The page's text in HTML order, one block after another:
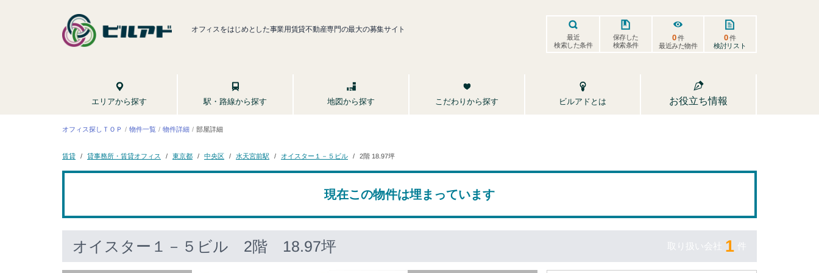
オフィスをはじめとした事業用賃貸不動産専門の最大の募集サイト
最近
検索した条件
保存した
検索条件
0件
最近みた物件
0件
検討リスト
エリアから探す 駅・路線から探す 地図から探す こだわりから探す ビルアドとは お役立ち情報
オフィス探しＴＯＰ 物件一覧 物件詳細 部屋詳細
賃貸 貸事務所・賃貸オフィス 東京都 中央区 水天宮前駅 オイスター１－５ビル 2階 18.97坪
現在この物件は埋まっています
オイスター１－５ビル 2階 18.97坪 取り扱い会社 1 件